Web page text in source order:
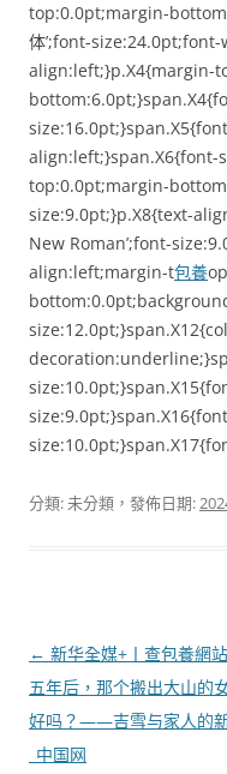
top:0.0pt;margin-
体’;font-
align:left;}p.X4{margin-
align:left;}span.X6{font-
top:0.0pt;margin-
size:9.0pt;}p.X8{text-
New Roman’;font-
align:left;margin-t包養
分類: 未分類，發佈日期:
文
章
導
覽
← 新华全媒+丨查包養網
五年后，那个搬出大山的
好吗？——吉雪与家人的
_中国网